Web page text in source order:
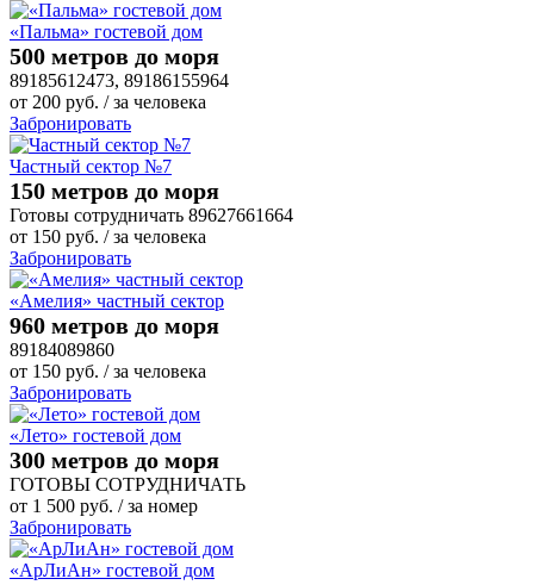
«Пальма» гостевой дом
500 метров до моря
89185612473, 89186155964
от 200 руб. / за человека
Забронировать
Частный сектор №7
150 метров до моря
Готовы сотрудничать 89627661664
от 150 руб. / за человека
Забронировать
«Амелия» частный сектор
960 метров до моря
89184089860
от 150 руб. / за человека
Забронировать
«Лето» гостевой дом
300 метров до моря
ГОТОВЫ СОТРУДНИЧАТЬ
от 1 500 руб. / за номер
Забронировать
«АрЛиАн» гостевой дом